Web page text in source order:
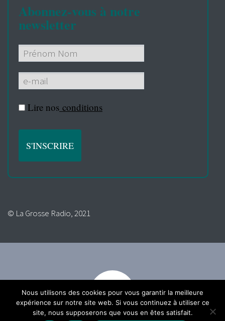
Abonnez-vous à notre
newsletter
Lire nos conditions
© La Grosse Radio, 2021
Nous utilisons des cookies pour vous garantir la meilleure
expérience sur notre site web. Si vous continuez à utiliser ce
site, nous supposerons que vous en êtes satisfait.